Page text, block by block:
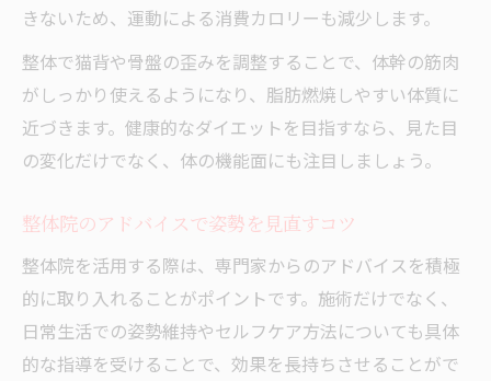
きないため、運動による消費カロリーも減少します。
整体で猫背や骨盤の歪みを調整することで、体幹の筋肉
がしっかり使えるようになり、脂肪燃焼しやすい体質に
近づきます。健康的なダイエットを目指すなら、見た目
の変化だけでなく、体の機能面にも注目しましょう。
整体院のアドバイスで姿勢を見直すコツ
整体院を活用する際は、専門家からのアドバイスを積極
的に取り入れることがポイントです。施術だけでなく、
日常生活での姿勢維持やセルフケア方法についても具体
的な指導を受けることで、効果を長持ちさせることがで